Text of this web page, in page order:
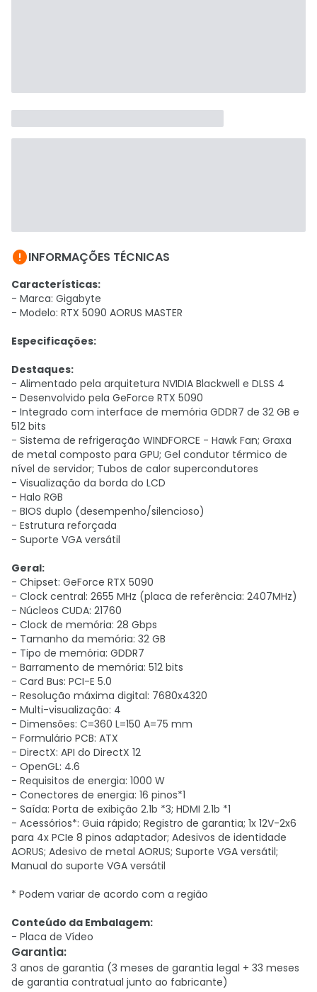
INFORMAÇÕES TÉCNICAS
Características:
- Marca: Gigabyte
- Modelo: RTX 5090 AORUS MASTER
Especificações:
Destaques:
- Alimentado pela arquitetura NVIDIA Blackwell e DLSS 4
- Desenvolvido pela GeForce RTX 5090
- Integrado com interface de memória GDDR7 de 32 GB e
512 bits
- Sistema de refrigeração WINDFORCE - Hawk Fan; Graxa
de metal composto para GPU; Gel condutor térmico de
nível de servidor; Tubos de calor supercondutores
- Visualização da borda do LCD
- Halo RGB
- BIOS duplo (desempenho/silencioso)
- Estrutura reforçada
- Suporte VGA versátil
Geral:
- Chipset: GeForce RTX 5090
- Clock central: 2655 MHz (placa de referência: 2407MHz)
- Núcleos CUDA: 21760
- Clock de memória: 28 Gbps
- Tamanho da memória: 32 GB
- Tipo de memória: GDDR7
- Barramento de memória: 512 bits
- Card Bus: PCI-E 5.0
- Resolução máxima digital: 7680x4320
- Multi-visualização: 4
- Dimensões: C=360 L=150 A=75 mm
- Formulário PCB: ATX
- DirectX: API do DirectX 12
- OpenGL: 4.6
- Requisitos de energia: 1000 W
- Conectores de energia: 16 pinos*1
- Saída: Porta de exibição 2.1b *3; HDMI 2.1b *1
- Acessórios*: Guia rápido; Registro de garantia; 1x 12V-2x6
para 4x PCIe 8 pinos adaptador; Adesivos de identidade
AORUS; Adesivo de metal AORUS; Suporte VGA versátil;
Manual do suporte VGA versátil
* Podem variar de acordo com a região
Conteúdo da Embalagem:
- Placa de Vídeo
Garantia:
3 anos de garantia (3 meses de garantia legal + 33 meses
de garantia contratual junto ao fabricante)